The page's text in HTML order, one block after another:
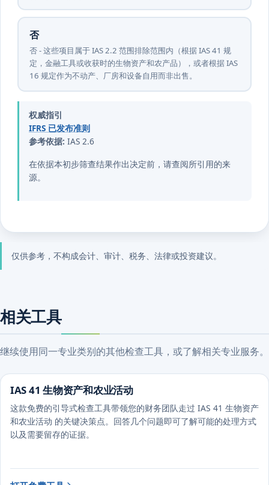
否
否 - 这些项目属于 IAS 2.2 范围排除范围内（根据 IAS 41 规
定，金融工具或收获时的生物资产和农产品），或者根据 IAS
16 规定作为不动产、厂房和设备自用而非出售。
权威指引
IFRS 已发布准则
参考依据: IAS 2.6
在依据本初步筛查结果作出决定前，请查阅所引用的来
源。
仅供参考，不构成会计、审计、税务、法律或投资建议。
相关工具
继续使用同一专业类别的其他检查工具，或了解相关专业服务。
IAS 41 生物资产和农业活动
这款免费的引导式检查工具带领您的财务团队走过 IAS 41 生物资产
和农业活动 的关键决策点。回答几个问题即可了解可能的处理方式
以及需要留存的证据。